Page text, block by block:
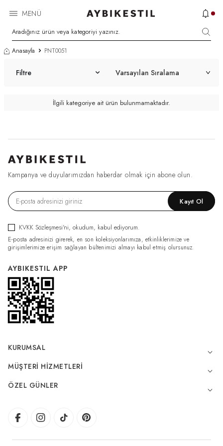
MENÜ
Anasayfa PNT0051
Filtre
İlgili kategoriye ait ürün bulunmamaktadır.
Kampanya ve duyularımızdan haberdar olmak için abone olun.
Kayıt Ol
KVKK Sözleşmesi'ni, okudum, kabul ediyorum.
E-posta adresinizi girerek, en son koleksiyonlarımıza, etkinliklerimize ve
girişimlerimize erişim sağlayan bültenimizi almayı kabul etmiş olursunuz.
AYBIKESTIL APP
KURUMSAL
MÜŞTERI HIZMETLERI
ÖZEL GÜNLER